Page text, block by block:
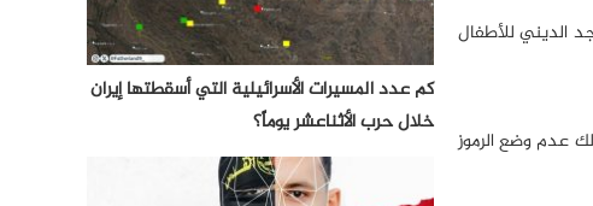
الديني للأطفال
وكذلك عدم وضع الرموز
كم عدد المسيرات الأسرائيلية التي أسقطتها إيران
خلال حرب الأثناعشر يوماً؟